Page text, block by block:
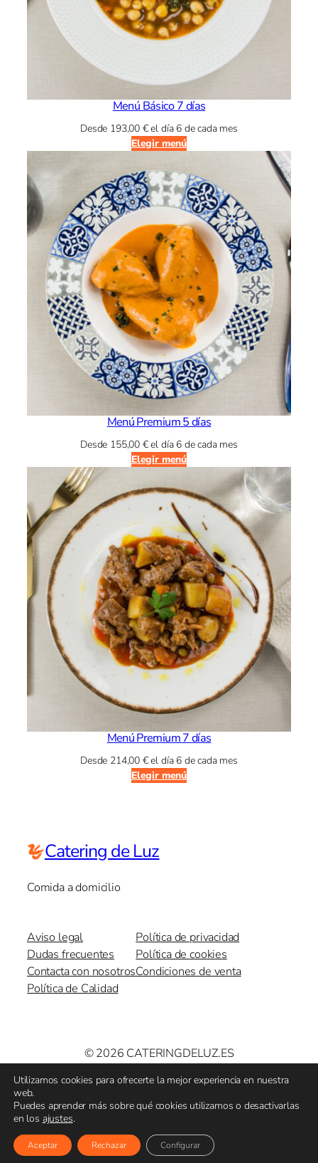
Menú Básico 7 días
Desde 193,00 € el día 6 de cada mes
Elegir menú
Menú Premium 5 días
Desde 155,00 € el día 6 de cada mes
Elegir menú
Menú Premium 7 días
Desde 214,00 € el día 6 de cada mes
Elegir menú
Catering de Luz
Comida a domicilio
Aviso legal
Dudas frecuentes
Contacta con nosotros
Política de Calidad
Política de privacidad
Política de cookies
Condiciones de venta
© 2026 CATERINGDELUZ.ES
ISO 22000— Alcance: Prestación de servicios de catering ·
Certificado por: Alcumus ISOQAR
RGSEAA nº 2609104/ZA
Utilizamos cookies para ofrecerte la mejor experiencia en nuestra
web.
Puedes aprender más sobre qué cookies utilizamos o desactivarlas
en los ajustes.
Aceptar Rechazar Configurar